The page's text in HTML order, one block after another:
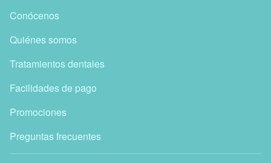
Conócenos
Quiénes somos
Tratamientos dentales
Facilidades de pago
Promociones
Preguntas frecuentes